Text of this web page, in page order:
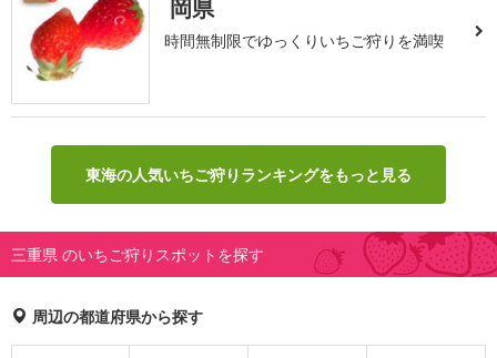
岡県
時間無制限でゆっくりいちご狩りを満喫
東海の人気いちご狩りランキングをもっと見る
三重県 のいちご狩りスポットを探す
周辺の都道府県から探す